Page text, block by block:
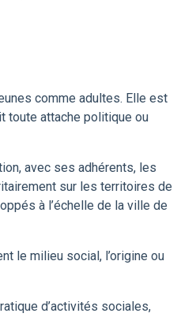
comme adultes. Elle est
toute attache politique ou
avec ses adhérents, les
sur les territoires de
à l’échelle de la ville de
le milieu social, l’origine ou
d’activités sociales,